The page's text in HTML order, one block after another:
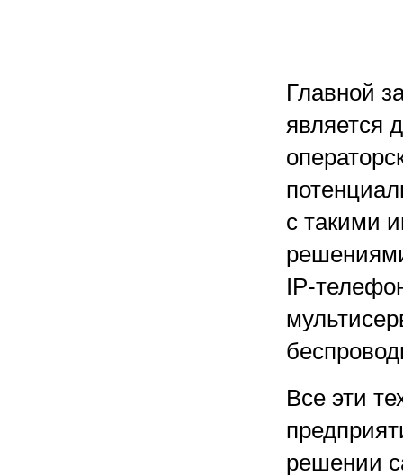
Главной
является
с такими
IP-
Все эти
решении